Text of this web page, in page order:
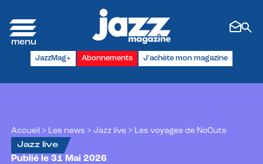
JazzMag+ Abonnements J'achète mon magazine
Accueil > Les news > Jazz live > Les voyages de NoCuts
Jazz live
Publié le 31 Mai 2026